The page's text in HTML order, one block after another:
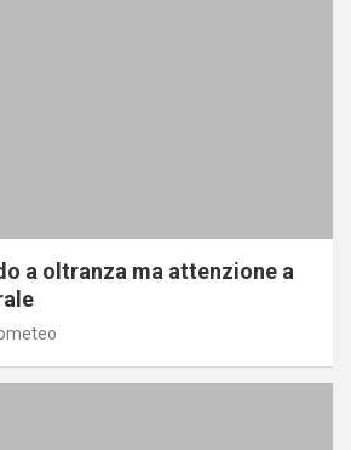
a oltranza ma attenzione a